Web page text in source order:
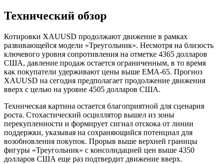
Технический обзор
Котировки XAUUSD продолжают движение в рамках
развивающейся модели «Треугольник». Несмотря на близость
ключевого уровня сопротивления на отметке 4365 долларов
США, давление продаж остается ограниченным, в то время
как покупатели удерживают цены выше EMA-65. Прогноз
XAUUSD на сегодня предполагает продолжение движения
вверх с целью на уровне 4505 долларов США.
Техническая картина остается благоприятной для сценария
роста. Стохастический осциллятор вышел из зоны
перекупленности и формирует сигнал отскока от линии
поддержки, указывая на сохраняющийся потенциал для
возобновления покупок. Прорыв выше верхней границы
фигуры «Треугольник» с консолидацией цен выше 4350
долларов США еще раз подтвердит движение вверх.